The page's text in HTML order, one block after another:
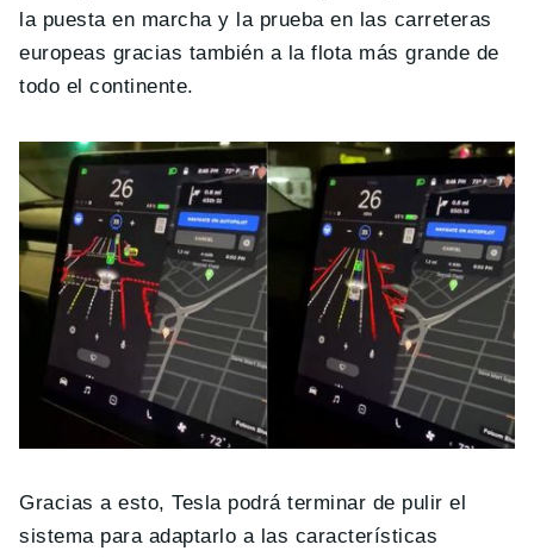
la puesta en marcha y la prueba en las carreteras
europeas gracias también a la flota más grande de
todo el continente.
Gracias a esto, Tesla podrá terminar de pulir el
sistema para adaptarlo a las características